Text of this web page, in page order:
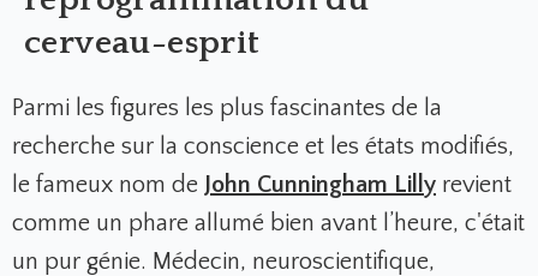
cerveau-esprit
Parmi les figures les plus fascinantes de la
recherche sur la conscience et les états modifiés,
le fameux nom de John Cunningham Lilly revient
comme un phare allumé bien avant l’heure, c'était
un pur génie. Médecin, neuroscientifique,